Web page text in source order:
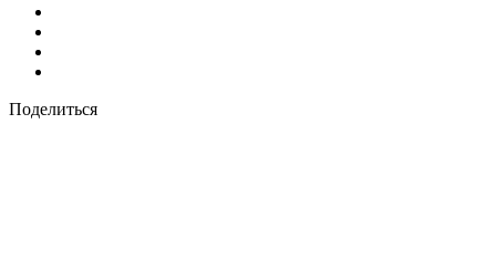
Поделиться